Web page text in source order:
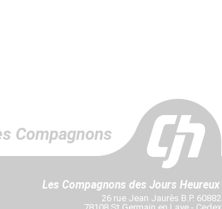
Compagnons
Les Compagnons des Jours Heureux
26 rue Jean Jaurès B.P. 60882